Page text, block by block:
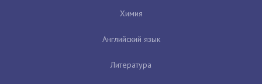
Химия
Английский язык
Литература